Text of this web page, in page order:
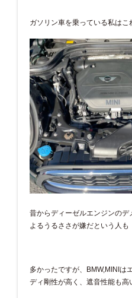
ガソリン車を乗っている私はこ
昔からディーゼルエンジンの
よるうるささが嫌だという人も
多かったですが、BMW,MINIは
ディ剛性が高く、遮音性能も高